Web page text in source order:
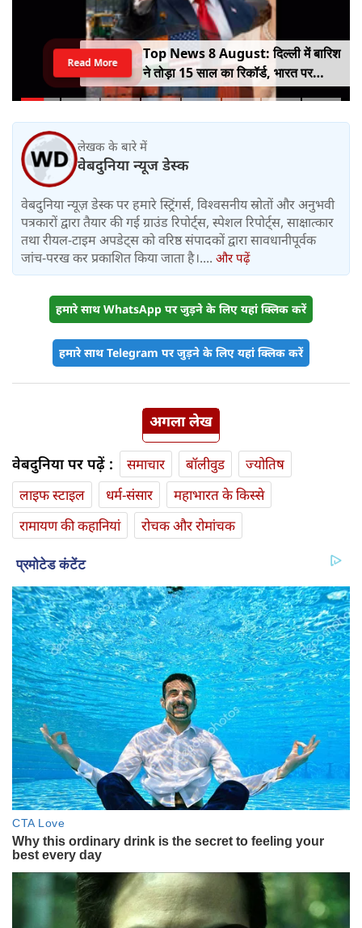
Top News 8 August: दिल्ली में बारिश
ने तोड़ा 15 साल का रिकॉर्ड, भारत पर
100% टैरिफ का खतरा; Gen Z पर कंगना
Read More
लेखक के बारे में
वेबदुनिया न्यूज डेस्क
वेबदुनिया न्यूज़ डेस्क पर हमारे स्ट्रिंगर्स, विश्वसनीय स्रोतों और अनुभवी
पत्रकारों द्वारा तैयार की गई ग्राउंड रिपोर्ट्स, स्पेशल रिपोर्ट्स, साक्षात्कार
तथा रीयल-टाइम अपडेट्स को वरिष्ठ संपादकों द्वारा सावधानीपूर्वक
जांच-परख कर प्रकाशित किया जाता है।.... और पढ़ें
हमारे साथ WhatsApp पर जुड़ने के लिए यहां क्लिक करें
हमारे साथ Telegram पर जुड़ने के लिए यहां क्लिक करें
अगला लेख
वेबदुनिया पर पढ़ें : समाचार बॉलीवुड
ज्योतिष
लाइफ स्‍टाइल
धर्म-संसार
महाभारत के किस्से
रामायण की कहानियां
रोचक और रोमांचक